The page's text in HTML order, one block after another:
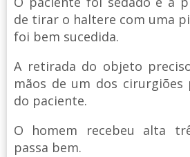
de tirar o haltere com uma
foi bem sucedida.
A retirada do objeto
mãos de um dos
do paciente.
O homem recebeu alta
passa bem.